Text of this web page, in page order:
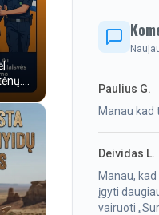
Paulius G.
Manau kad
Deividas L.
Manau,
įgyti
vairuoti